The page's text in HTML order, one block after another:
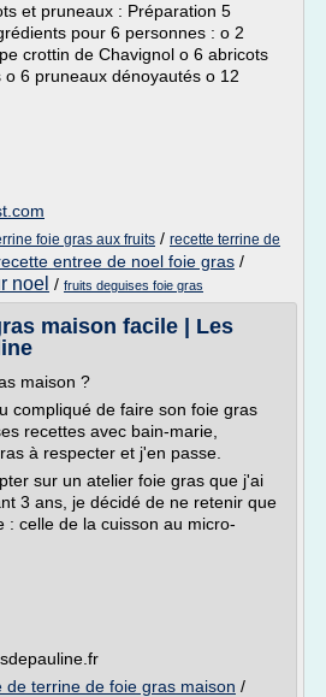
et pruneaux : Préparation 5
pour 6 personnes : o 2
crottin de Chavignol o 6 abricots
6 pruneaux dénoyautés o 12
foie gras aux fruits / recette terrine de
entree de noel foie gras /
noel / fruits deguises foie gras
maison facile | Les
maison ?
compliqué de faire son foie gras
recettes avec bain-marie,
à respecter et j'en passe.
sur un atelier foie gras que j'ai
3 ans, je décidé de ne retenir que
: celle de la cuisson au micro-
de terrine de foie gras maison /